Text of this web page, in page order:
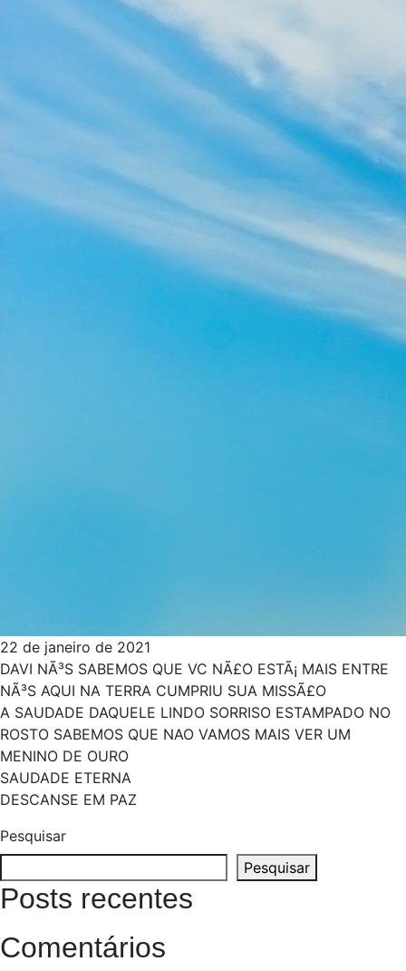
22 de janeiro de 2021
DAVI NÃ³S SABEMOS QUE VC NÃ£O ESTÃ¡ MAIS ENTRE
NÃ³S AQUI NA TERRA CUMPRIU SUA MISSÃ£O
A SAUDADE DAQUELE LINDO SORRISO ESTAMPADO NO
ROSTO SABEMOS QUE NAO VAMOS MAIS VER UM
MENINO DE OURO
SAUDADE ETERNA
DESCANSE EM PAZ
Pesquisar
Pesquisar
Posts recentes
Comentários